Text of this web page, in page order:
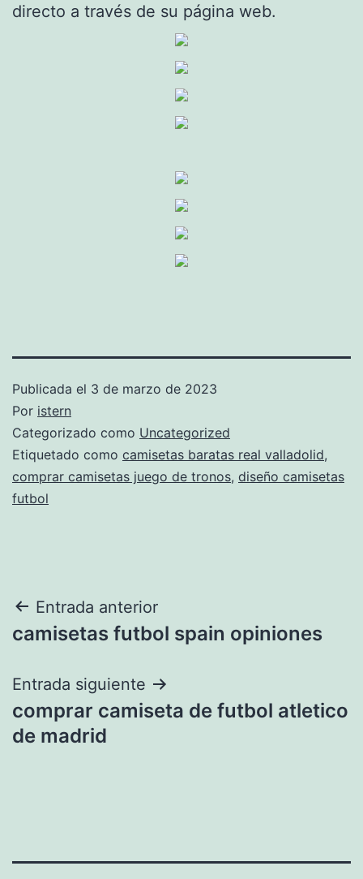
directo a través de su página web.
Publicada el 3 de marzo de 2023
Por istern
Categorizado como Uncategorized
Etiquetado como camisetas baratas real valladolid,
comprar camisetas juego de tronos, diseño camisetas
futbol
Navegación
de
entradas
Entrada anterior
camisetas futbol spain opiniones
Entrada siguiente
comprar camiseta de futbol atletico
de madrid